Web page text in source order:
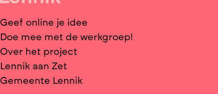
Geef online je idee
Doe mee met de werkgroep!
Over het project
Lennik aan Zet
Gemeente Lennik